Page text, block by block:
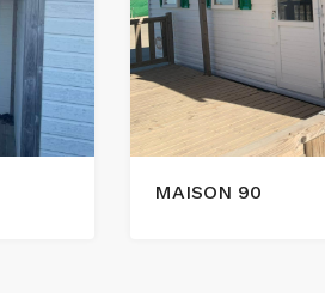
MAISON 90